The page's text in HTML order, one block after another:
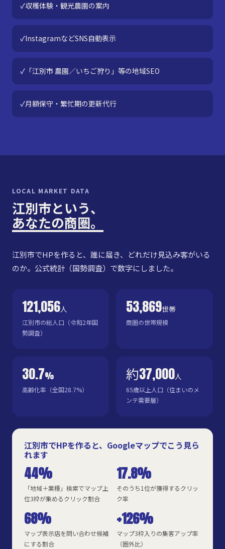
収穫体験・観光農園の案内
InstagramなどSNS自動表示
「江別市 農園／いちご狩り」等の地域SEO
月額保守・繁忙期の更新代行
LOCAL MARKET DATA
江別市という、
あなたの商圏。
江別市でHPを作ると、誰に届き、どれだけ見込み客がいる
のか。公式統計（国勢調査）で数字にしました。
121,056人
江別市の総人口（令和2年国
勢調査）
53,869世帯
商圏の世帯規模
30.7%
高齢化率（全国28.7%）
約37,000人
65歳以上人口（住まいのメ
ンテ需要層）
江別市でHPを作ると、Googleマップでこう見ら
れます
44%
「地域＋業種」検索でマップ上
位3枠が集めるクリック割合
17.8%
そのうち1位が獲得するクリッ
ク率
68%
マップ表示店を問い合わせ候補
にする割合
+126%
マップ3枠入りの集客アップ率
（圏外比）